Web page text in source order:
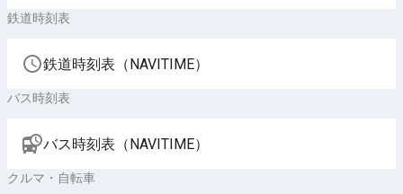
鉄道時刻表
鉄道時刻表（NAVITIME）
バス時刻表
バス時刻表（NAVITIME）
クルマ・自転車